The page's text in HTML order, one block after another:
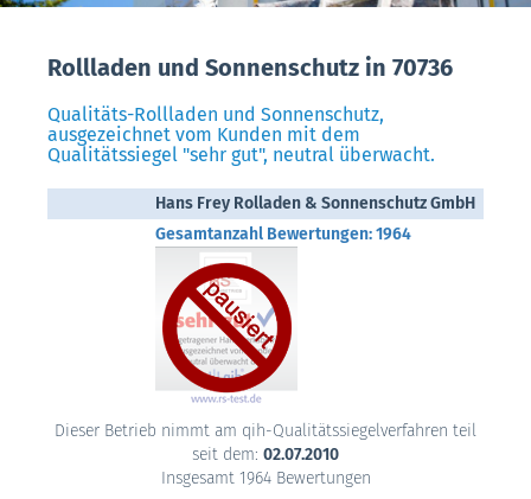
Rollladen und Sonnenschutz in 70736
Qualitäts-Rollladen und Sonnenschutz,
ausgezeichnet vom Kunden mit dem
Qualitätssiegel "sehr gut", neutral überwacht.
Hans Frey Rolladen & Sonnenschutz GmbH
Gesamtanzahl Bewertungen: 1964
Dieser Betrieb nimmt am qih-Qualitätssiegelverfahren teil
seit dem: 02.07.2010
Insgesamt 1964 Bewertungen